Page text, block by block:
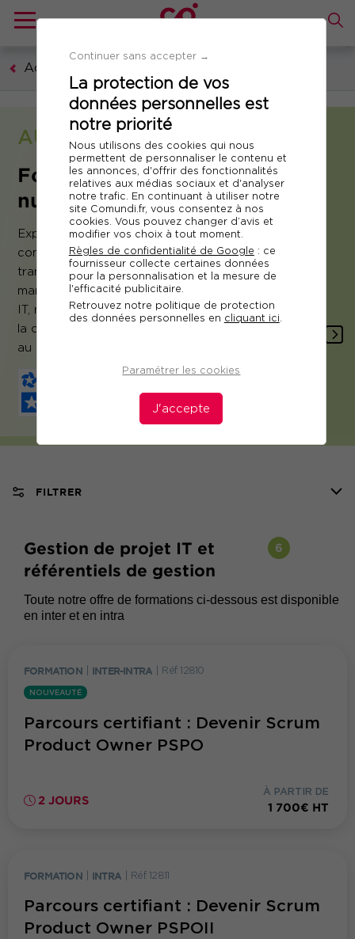
Continuer sans accepter →
La protection de vos
données personnelles est
notre priorité
Nous utilisons des cookies qui nous
permettent de personnaliser le contenu et
les annonces, d'offrir des fonctionnalités
relatives aux médias sociaux et d'analyser
notre trafic. En continuant à utiliser notre
site Comundi.fr, vous consentez à nos
cookies. Vous pouvez changer d’avis et
modifier vos choix à tout moment.
Règles de confidentialité de Google : ce
fournisseur collecte certaines données
pour la personnalisation et la mesure de
l'efficacité publicitaire.
Retrouvez notre politique de protection
des données personnelles en cliquant ici
Paramétrer les cookies
J'accepte
Accueil
AUTRES DOMAINES
Formation IT ‑ Technologies
numériques
Explorez nos formations permettant d'acquérir les
compétences clés pour accompagner la
transformation digitale de votre entreprise :
manager les systèmes d'informations ou les projets
IT, maîtriser le cloud et la data science, se former à
la cybersécurité, au développement low code ou
au DevOps.
FILTRER
Gestion de projet IT et
référentiels de gestion
6
Toute notre offre de formations ci-dessous est disponible
en inter et en intra
FORMATION INTER-INTRA Réf. 12810
NOUVEAUTÉ
Parcours certifiant : Devenir Scrum
Product Owner PSPO
2 JOURS
À PARTIR DE
1 700€ HT
FORMATION INTRA Réf. 12811
Parcours certifiant : Devenir Scrum
Product Owner PSPOII